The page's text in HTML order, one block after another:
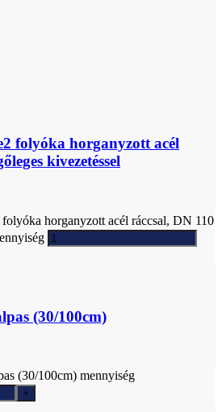
folyóka horganyzott acél
kivezetéssel
horganyzott acél ráccsal, DN 110
(30/100cm)
(30/100cm) mennyiség